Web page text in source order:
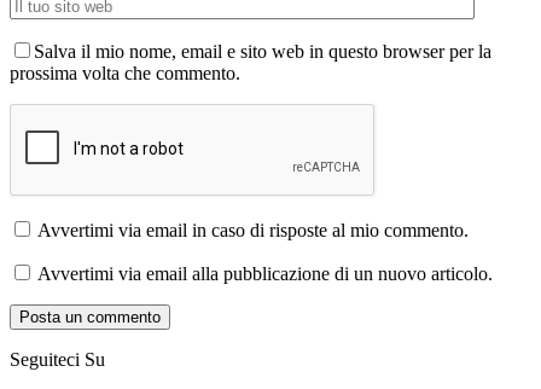
Salva il mio nome, email e sito web in questo browser per la
prossima volta che commento.
Avvertimi via email in caso di risposte al mio commento.
Avvertimi via email alla pubblicazione di un nuovo articolo.
Seguiteci Su